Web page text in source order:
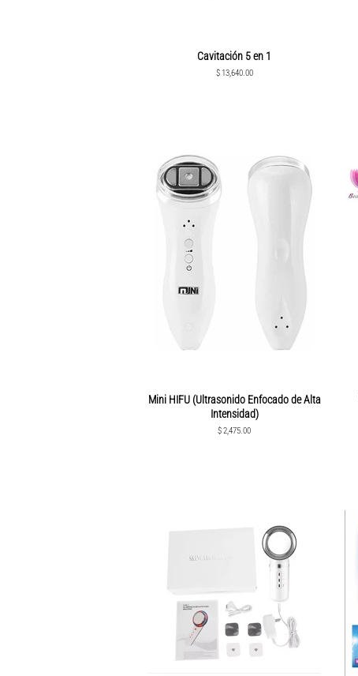
Cavitación 5 en 1
Precio
$ 13,640.00
Mini HIFU (Ultrasonido Enfocado de Alta
Intensidad)
Precio
$ 2,475.00